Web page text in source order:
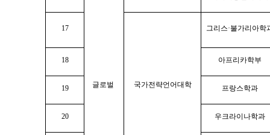
글로벌
17
국가전략언어대학
그리스·불가리아학
18 아프리카학부
19 프랑스학과
20 우크라이나학과